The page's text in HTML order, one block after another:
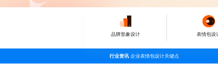
品牌形象设计 表情包设
行业资讯 企业表情包设计关键点